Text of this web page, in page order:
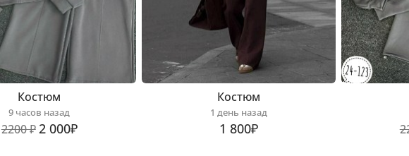
Костюм
9 часов назад
2200 ₽2 000₽
Костюм
1 день назад
1 800₽